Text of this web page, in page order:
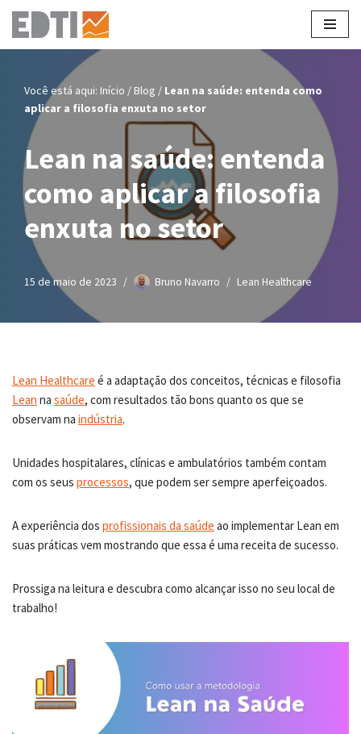
Pular
conteúdo
Você está aqui: Início / Blog / Lean na saúde: entenda como
aplicar a filosofia enxuta no setor
Lean na saúde: entenda
como aplicar a filosofia
enxuta no setor
15 de maio de 2023 Bruno Navarro Lean Healthcare
Lean Healthcare é a adaptação dos conceitos, técnicas e filosofia
Lean na saúde, com resultados tão bons quanto os que se
observam na indústria.
Unidades hospitalares, clínicas e ambulatórios também contam
com os seus processos, que podem ser sempre aperfeiçoados.
A experiência dos profissionais da saúde ao implementar Lean em
suas práticas vem mostrando que essa é uma receita de sucesso.
Prossiga na leitura e descubra como alcançar isso no seu local de
trabalho!